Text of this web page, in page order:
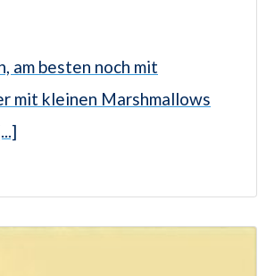
am besten noch mit
mit kleinen Marshmallows